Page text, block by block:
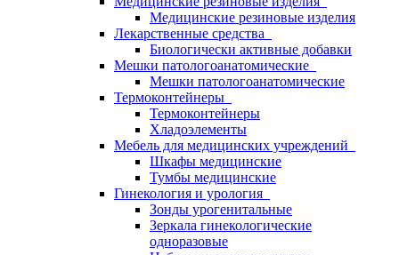
Медицинские резиновые изделия
Лекарственные средства
Биологически активные добавки
Мешки патологоанатомические
Мешки патологоанатомические
Термоконтейнеры
Термоконтейнеры
Хладоэлементы
Мебель для медицинских учреждений
Шкафы медицинские
Тумбы медицинские
Гинекология и урология
Зонды урогенитальные
Зеркала гинекологические
одноразовые